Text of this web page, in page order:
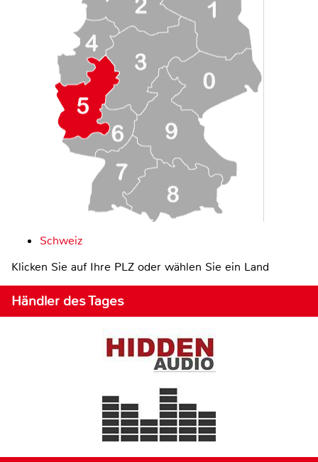
Schweiz
Klicken Sie auf Ihre PLZ oder wählen Sie ein Land
Händler des Tages